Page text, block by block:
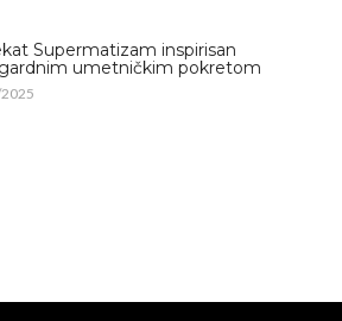
Supermatizam inspirisan
umetničkim pokretom